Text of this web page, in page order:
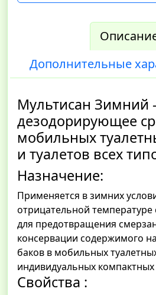
Дополнительные
Мультисан
дезодорирующее
мобильных
и туалетов всех
Назначение:
Применяется в зимних
отрицательной
для предотвращения
консервации содержимого
баков в мобильных
индивидуальных компактных
Свойства :